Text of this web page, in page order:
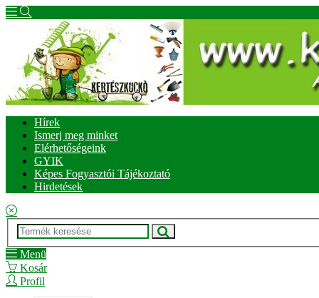
Hírek
Ismerj meg minket
Elérhetőségeink
GYIK
Képes Fogyasztói Tájékoztató
Hirdetések
Menü
Kosár
Profil